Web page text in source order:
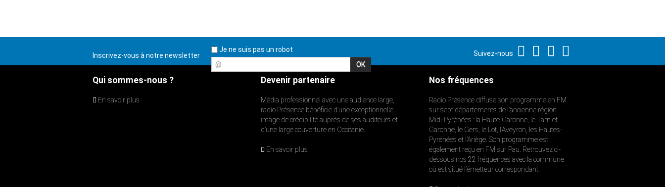
Inscrivez-vous à notre newsletter
Je ne suis pas un robot
@
Suivez-nous
Qui sommes-nous ?
En savoir plus
Devenir partenaire
Média professionnel avec une audience large,
radio Présence bénéficie d’une exceptionnelle
image de crédibilité auprès de ses auditeurs et
d’une large couverture en Occitanie.
En savoir plus
Nos fréquences
Radio Présence diffuse son programme en FM
sur sept départements de l’ancienne région
Midi-Pyrénées : la Haute-Garonne, le Tarn et
Garonne, le Gers, le Lot, l’Aveyron, les Hautes-
Pyrénées et l’Ariège. Son programme est
également reçu en FM sur Pau. Retrouvez ci-
dessous nos 22 fréquences avec la commune
où est situé l’émetteur correspondant.